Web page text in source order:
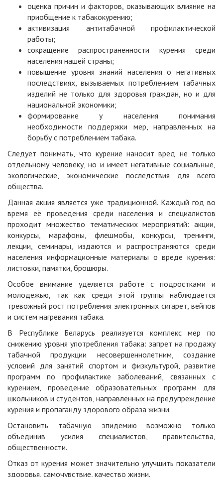
оценка причин и факторов, оказывающих влияние на
приобщение к табакокурению;
активизация антитабачной профилактической
работы;
сокращение распространенности курения среди
населения нашей страны;
повышение уровня знаний населения о негативных
последствиях, вызываемых потреблением табачных
изделий не только для здоровья граждан, но и для
национальной экономики;
формирование у населения понимания
необходимости поддержки мер, направленных на
борьбу с потреблением табака.
Следует понимать, что курение наносит вред не только
отдельному человеку, но и имеет негативные социальные,
экологические, экономические последствия для всего
общества.
Данная акция является уже традиционной. Каждый год во
время её проведения среди населения и специалистов
проходит множество тематических мероприятий: акции,
конкурсы, марафоны, флешмобы, конкурсы, тренинги,
лекции, семинары, издаются и распространяются среди
населения информационные материалы о вреде курения:
листовки, памятки, брошюры.
Особое внимание уделяется работе с подростками и
молодежью, так как среди этой группы наблюдается
тревожный рост потребления электронных сигарет, вейпов
и систем нагревания табака.
В Республике Беларусь реализуется комплекс мер по
снижению уровня употребления табака: запрет на продажу
табачной продукции несовершеннолетним, создание
условий для занятий спортом и физкультурой, развитие
программ по профилактике заболеваний, связанных с
курением, проведение образовательных программ для
школьников и студентов, направленных на предупреждение
курения и пропаганду здорового образа жизни.
Остановить табачную эпидемию возможно только
объединив усилия специалистов, правительства,
общественности.
Отказ от курения может значительно улучшить показатели
здоровья, самочувствие, качество жизни.